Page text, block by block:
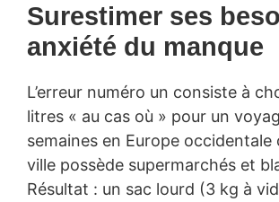
Surestimer ses
anxiété du manque
L’erreur numéro un consiste à
litres « au cas où » pour un
semaines en Europe occidentale
ville possède supermarchés et
Résultat : un sac lourd (3 kg à